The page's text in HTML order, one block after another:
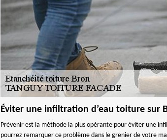
Éviter une infiltration d’eau toiture sur
Prévenir est la méthode la plus opérante pour éviter une
pourrez remarquer ce problème dans le grenier de votre